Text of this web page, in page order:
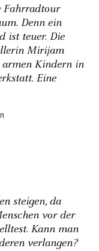
Fahrradtour
Denn ein
ist teuer. Die
Mirijam
armen Kindern in
Eine
steigen, da
vor der
Kann man
verlangen?